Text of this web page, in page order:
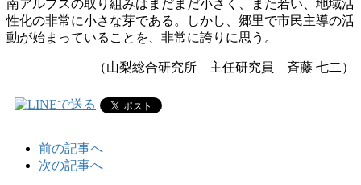
南アルプスの取り組みはまだまだ小さく、また若い、地域活
性化の非常に小さな芽である。しかし、郷里で市民主導の活
動が始まっていることを、非常に誇りに思う。
（山梨総合研究所 主任研究員 斉藤 七二）
前の記事へ
次の記事へ